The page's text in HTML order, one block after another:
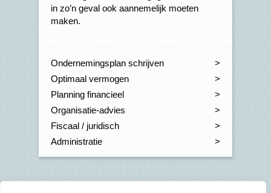
in zo’n geval ook aannemelijk moeten
maken.
Ondernemingsplan schrijven
Optimaal vermogen
Planning financieel
Organisatie-advies
Fiscaal / juridisch
Administratie